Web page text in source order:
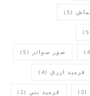
(5)
صور سواتر (5)
قرميد ازرق (4)
(3) قرميد بني (2)